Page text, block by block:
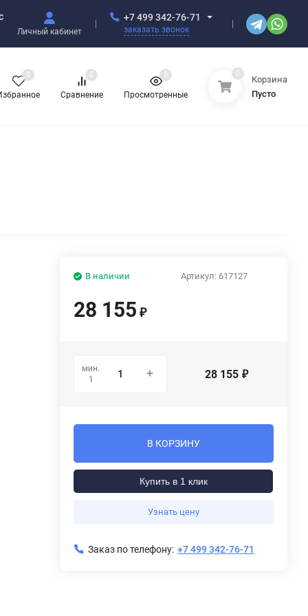
Личный кабинет
+7 499 342-76-71
заказать звонок
0
Сравнение
0
Просмотренные
0 0
Корзина
Пусто
Артикул: 617127
В наличии
28 155 ₽
мин.
1
28 155 ₽
В КОРЗИНУ
Купить в 1 клик
Узнать цену
Заказ по телефону: +7 499 342-76-71